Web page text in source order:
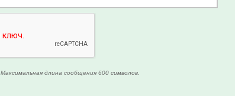
Максимальная длина сообщения 600 символов.